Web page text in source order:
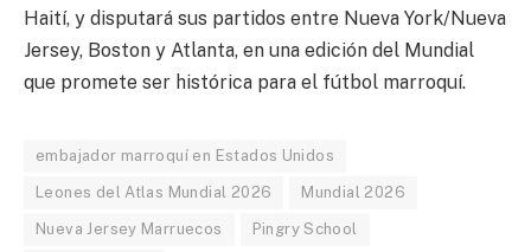
Haití, y disputará sus partidos entre Nueva York/Nueva
Jersey, Boston y Atlanta, en una edición del Mundial
que promete ser histórica para el fútbol marroquí.
embajador marroquí en Estados Unidos
Leones del Atlas Mundial 2026 Mundial 2026
Nueva Jersey Marruecos Pingry School